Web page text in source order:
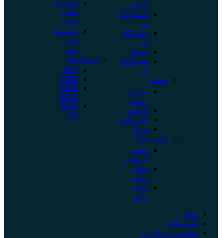
5/2 تن
آمیکو 5/2
تن
جک 4/5
تن
ایویکو
هیوندا 3/5
تن
نیسان
نیسان
زامیاد
هیوسو
پادراپلاس
مزدا
وانت سبک
وانت
آریسان
پیکان
وانت
وانت
پراید
یونیت 3
اسب
پلیتی
یونیت 4
اسب
پلیتی
ترموکینگ
MDI
MDII
MDII
MAX
MDII
SR
خانه
فروشگاه
صفحات پر کاربرد